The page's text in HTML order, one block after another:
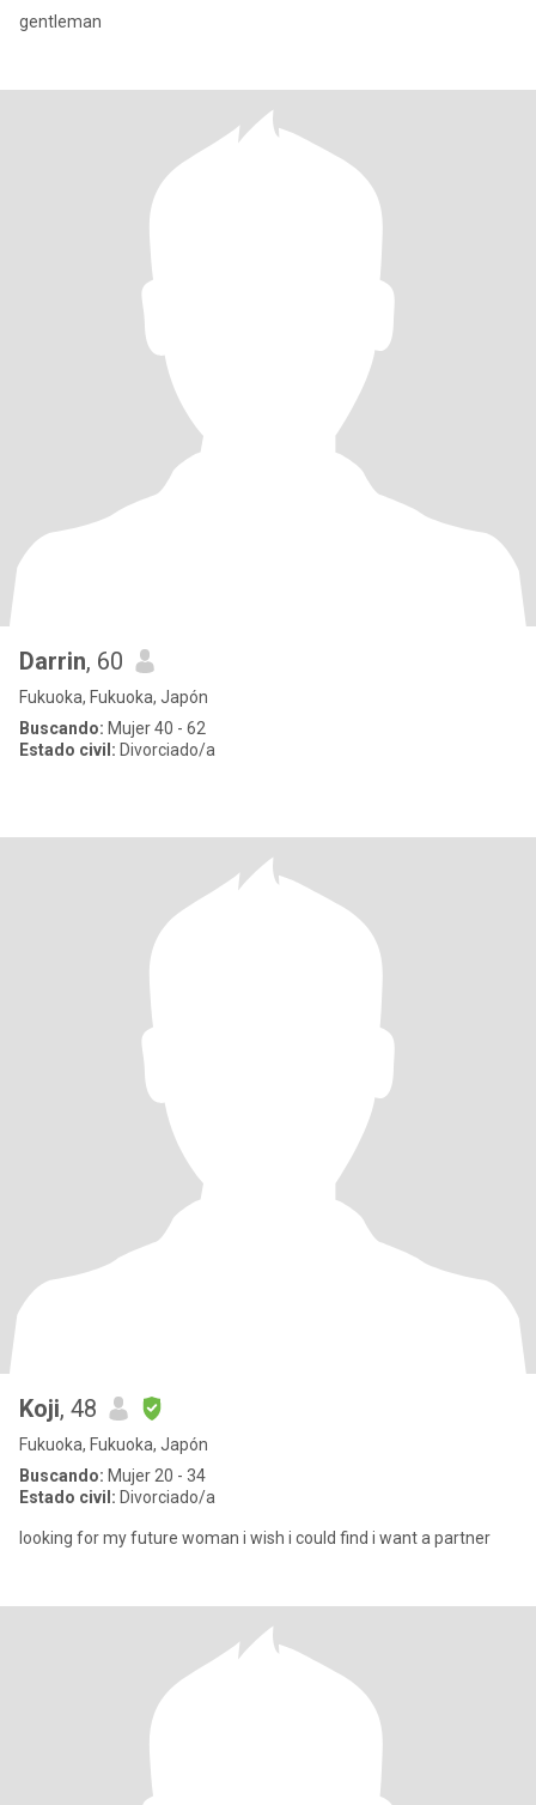
gentleman
Darrin, 60
Fukuoka, Fukuoka, Japón
Buscando: Mujer 40 - 62
Estado civil: Divorciado/a
Koji, 48
Fukuoka, Fukuoka, Japón
Buscando: Mujer 20 - 34
Estado civil: Divorciado/a
looking for my future woman i wish i could find i want a partner